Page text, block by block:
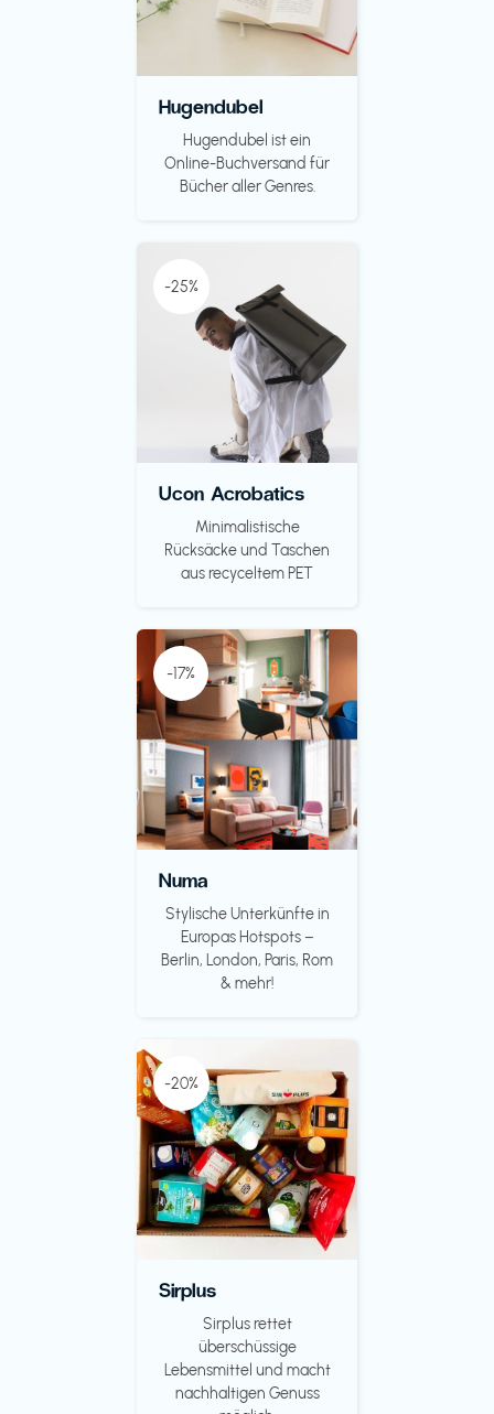
Hugendubel
Hugendubel ist ein
Online-Buchversand für
Bücher aller Genres.
-25%
Ucon Acrobatics
Minimalistische
Rücksäcke und Taschen
aus recyceltem PET
-17%
Numa
Stylische Unterkünfte in
Europas Hotspots –
Berlin, London, Paris, Rom
& mehr!
-20%
Sirplus
Sirplus rettet
überschüssige
Lebensmittel und macht
nachhaltigen Genuss